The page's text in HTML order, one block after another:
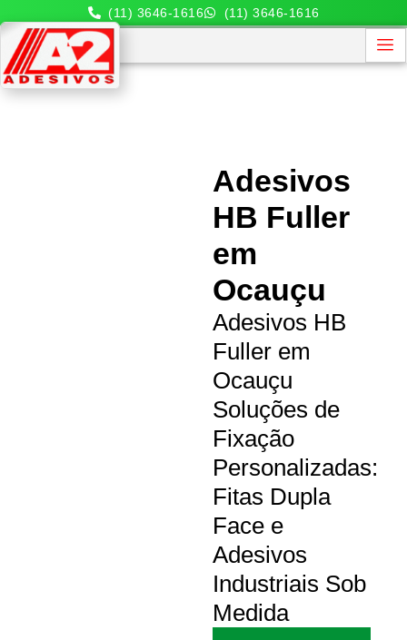
(11) 3646-1616 (11) 3646-1616
Adesivos
HB Fuller
em
Ocauçu
Adesivos HB
Fuller em
Ocauçu
Soluções de
Fixação
Personalizadas:
Fitas Dupla
Face e
Adesivos
Industriais Sob
Medida